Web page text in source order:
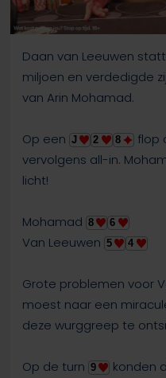
Daan van Leeuwen
miljoen en verdedigde
van Arin Mohamad.
Op een J 2 8
flop
vervolgens all-in.
licht!
Mohamad 8 6
Van Leeuwen 5 4
Grote problemen voor
moest naar een
deze wurggreep te
Op de turn 9
konden